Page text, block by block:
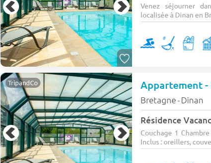
Venez séjourner
localisée à Dinan en
TripandCo
Bretagne- Dinan
Résidence
Couchage 1
Inclus : oreillers,